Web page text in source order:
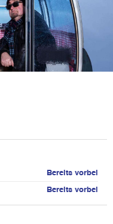
Bereits vorbei
Bereits vorbei